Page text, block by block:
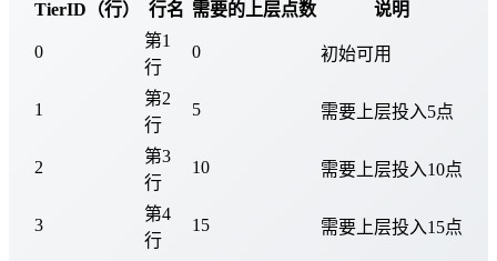
TierID（行） 行名 需要的上层点数 说明
0
第1
行
0 初始可用
1
第2
行
5 需要上层投入5点
2
第3
行
10 需要上层投入10点
3
第4
行
15 需要上层投入15点